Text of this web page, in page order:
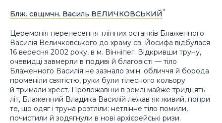
Блж. свщмчн. Василь ВЕЛИЧКОВСЬКИЙ
Церемонія перенесення тлінних останків Блаженного
Василія Величковського до храму св. Йосифа відбулася
16 вересня 2002 року, в м. Вінніпег. Відкривши труну,
очевидці завмерли в подиві й благовісті — тіло
Блаженного Василія не зазнало змін: обличчя й борода
променіли святістю, руки були тілесного кольору
й тримали хрест. Пролежавши в землі майже тридцять
літ, Блаженний Владика Василій лежав як живий, попри
те, що одяг і труна розтліли: нетлінне тіло помили,
почистили й зодягнули в нові архієрейські ризи.